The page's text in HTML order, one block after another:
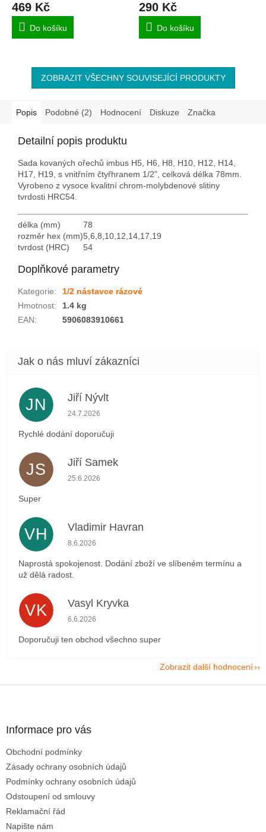
469 Kč
Do košíku
290 Kč
Do košíku
ZOBRAZIT VŠECHNY SOUVISEJÍCÍ PRODUKTY
Popis Podobné (2) Hodnocení Diskuze Značka
Detailní popis produktu
Sada kovaných ořechů imbus H5, H6, H8, H10, H12, H14,
H17, H19, s vnitřním čtyřhranem 1/2", celková délka 78mm.
Vyrobeno z vysoce kvalitní chrom-molybdenové slitiny
tvrdosti HRC54.
délka (mm)
78
rozměr hex (mm)5,6,8,10,12,14,17,19
tvrdost (HRC)
54
Doplňkové parametry
Kategorie:
1/2 nástavce rázové
Hmotnost:
1.4 kg
EAN: 5906083910661
JN Jiří Nývlt
Hodnocení obchodu je 5 z 5 hvězdiček.
24.7.2026
Rychlé dodání doporučuji
JS Jiří Samek
Hodnocení obchodu je 5 z 5 hvězdiček.
25.6.2026
Super
VH Vladimir Havran
Hodnocení obchodu je 5 z 5 hvězdiček.
8.6.2026
Naprostá spokojenost. Dodání zboží ve slíbeném termínu a
už dělá radost.
VK Vasyl Kryvka
Hodnocení obchodu je 5 z 5 hvězdiček.
6.6.2026
Doporučuji ten obchod všechno super
Zobrazit další hodnocení
Informace pro vás
Obchodní podmínky
Zásady ochrany osobních údajů
Podmínky ochrany osobních údajů
Odstoupení od smlouvy
Reklamační řád
Napište nám